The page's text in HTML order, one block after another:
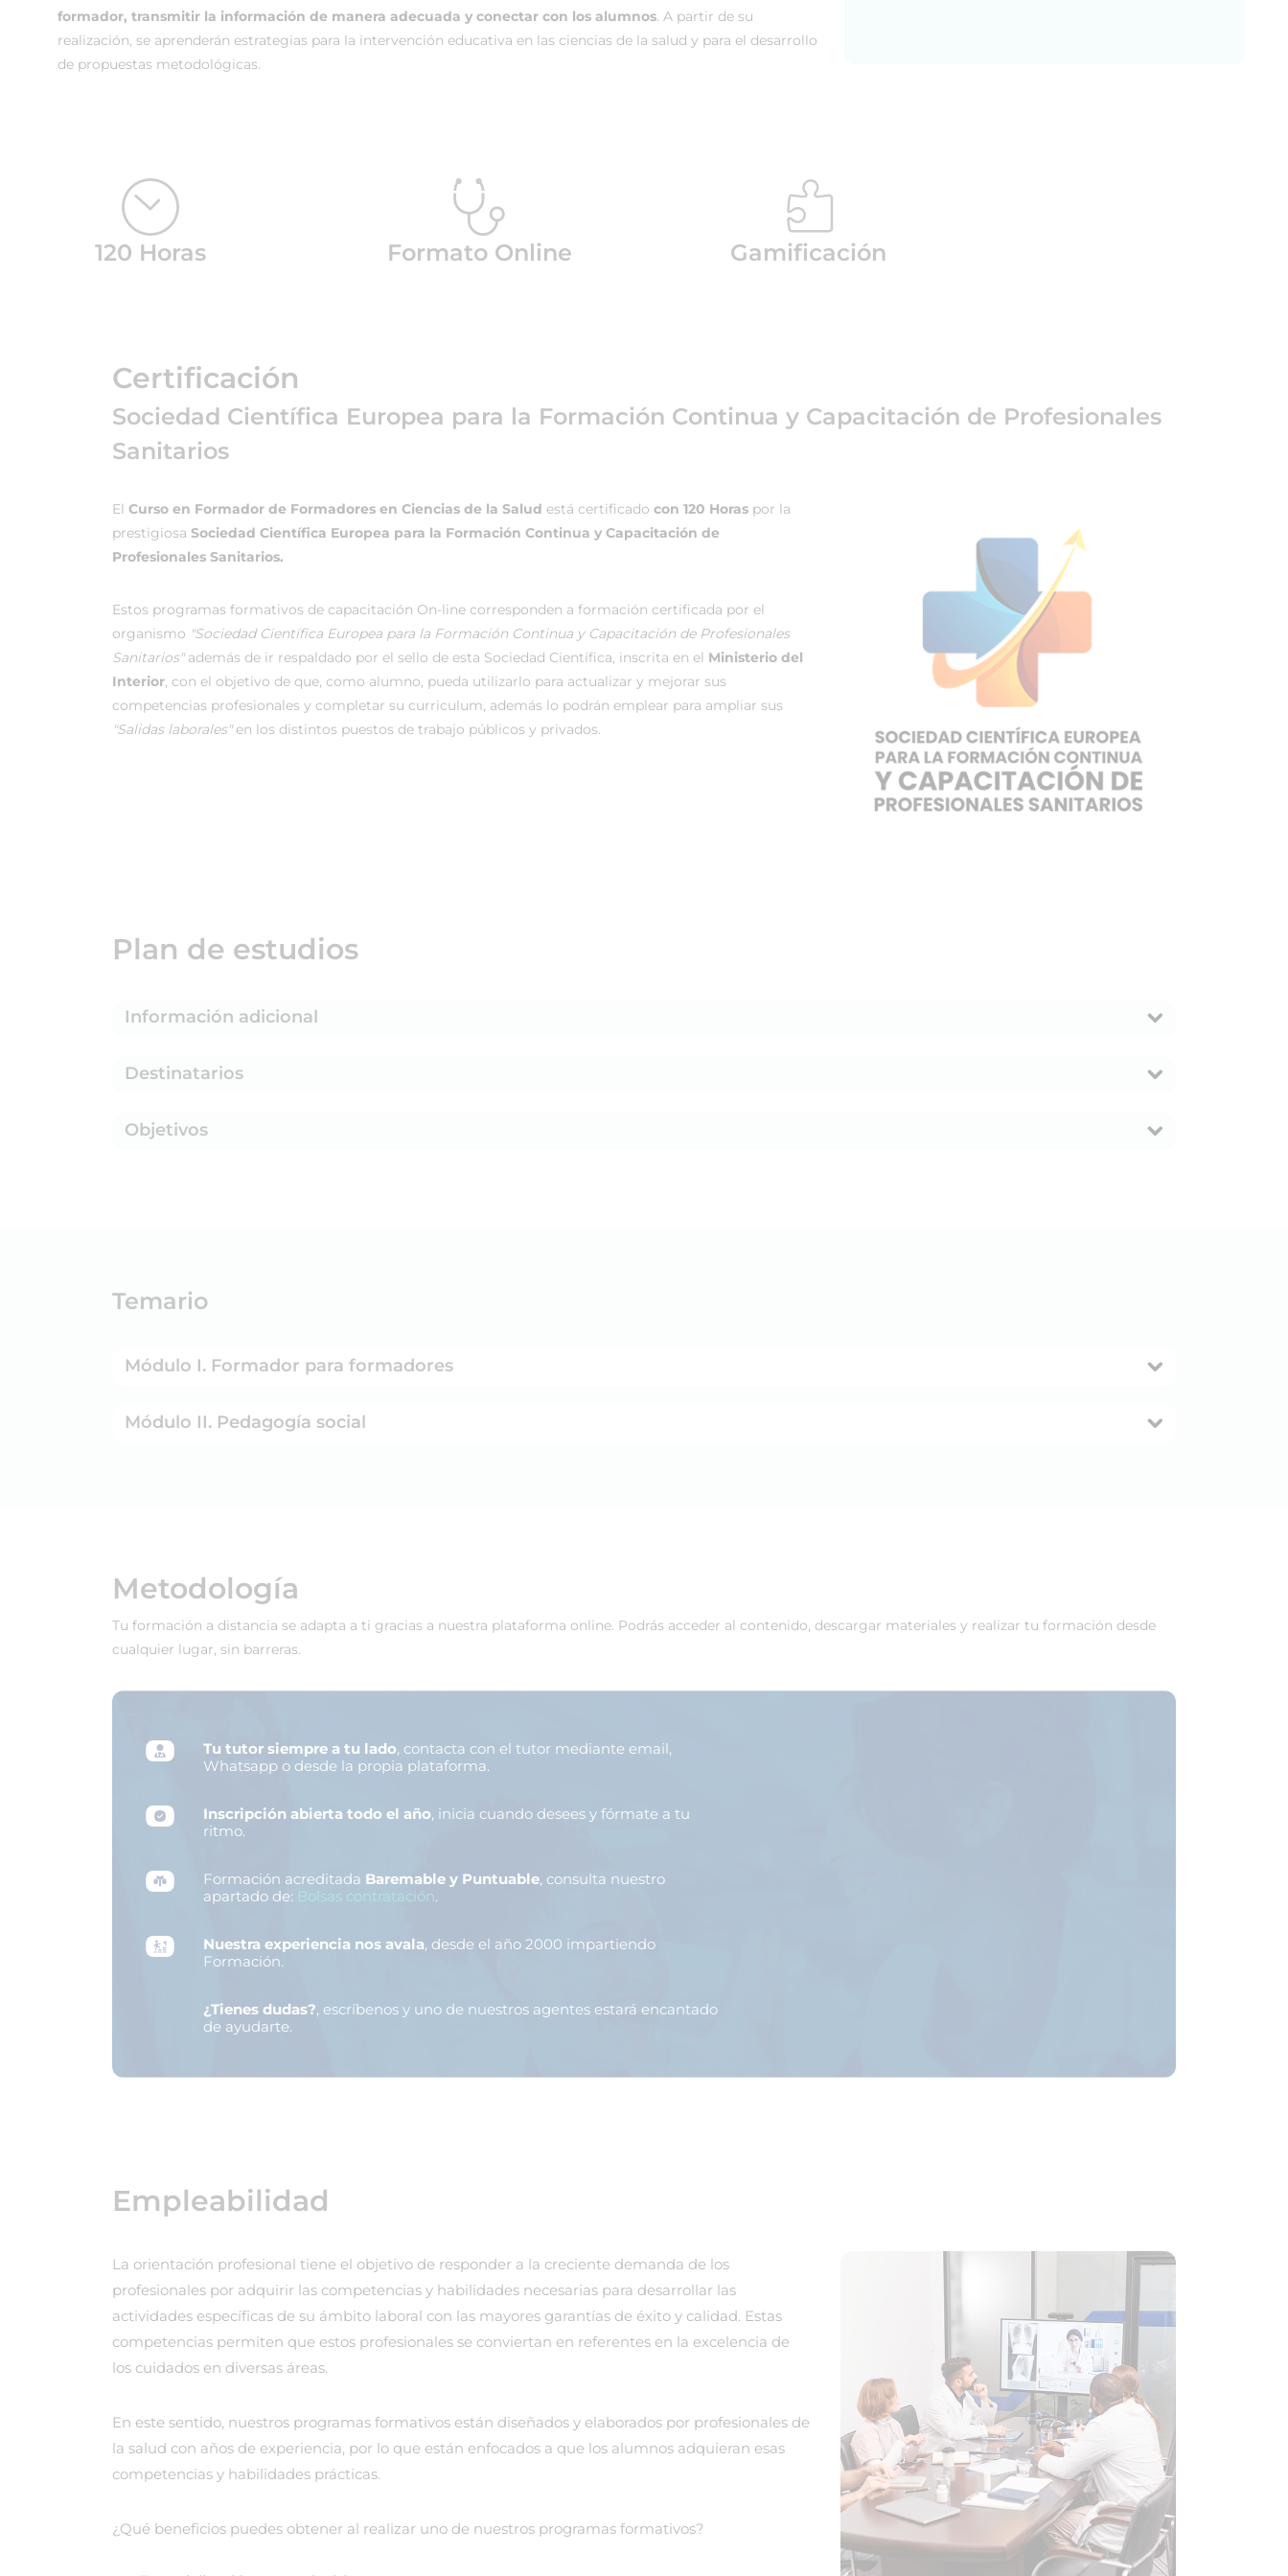
formador, transmitir la información de manera adecuada y conectar con los alumnos. A partir de su
realización, se aprenderán estrategias para la intervención educativa en las ciencias de la salud y para el desarrollo
de propuestas metodológicas.
120 Horas Formato Online Gamificación
Certificación
Sociedad Científica Europea para la Formación Continua y Capacitación de Profesionales
Sanitarios
El Curso en Formador de Formadores en Ciencias de la Salud está certificado con 120 Horas por la
prestigiosa Sociedad Científica Europea para la Formación Continua y Capacitación de
Profesionales Sanitarios.
Estos programas formativos de capacitación On-line corresponden a formación certificada por el
organismo "Sociedad Científica Europea para la Formación Continua y Capacitación de Profesionales
Sanitarios"además de ir respaldado por el sello de esta Sociedad Científica, inscrita en el Ministerio del
Interior, con el objetivo de que, como alumno, pueda utilizarlo para actualizar y mejorar sus
competencias profesionales y completar su curriculum, además lo podrán emplear para ampliar sus
"Salidas laborales"en los distintos puestos de trabajo públicos y privados.
Plan de estudios
Información adicional
Destinatarios
Objetivos
Temario
Módulo I. Formador para formadores
Módulo II. Pedagogía social
Metodología
Tu formación a distancia se adapta a ti gracias a nuestra plataforma online. Podrás acceder al contenido, descargar materiales y realizar tu formación desde
cualquier lugar, sin barreras.
Tu tutor siempre a tu lado, contacta con el tutor mediante email,
Whatsapp o desde la propia plataforma.
Inscripción abierta todo el año, inicia cuando desees y fórmate a tu
ritmo.
Formación acreditada Baremable y Puntuable, consulta nuestro
apartado de: Bolsas contratación.
Nuestra experiencia nos avala, desde el año 2000 impartiendo
Formación.
¿Tienes dudas?, escríbenos y uno de nuestros agentes estará encantado
de ayudarte.
Empleabilidad
La orientación profesional tiene el objetivo de responder a la creciente demanda de los
profesionales por adquirir las competencias y habilidades necesarias para desarrollar las
actividades específicas de su ámbito laboral con las mayores garantías de éxito y calidad. Estas
competencias permiten que estos profesionales se conviertan en referentes en la excelencia de
los cuidados en diversas áreas.
En este sentido, nuestros programas formativos están diseñados y elaborados por profesionales de
la salud con años de experiencia, por lo que están enfocados a que los alumnos adquieran esas
competencias y habilidades prácticas.
¿Qué beneficios puedes obtener al realizar uno de nuestros programas formativos?